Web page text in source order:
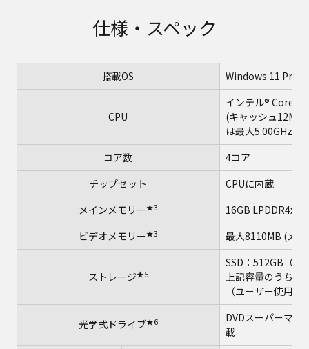
仕様・スペック
搭載OS Windows 11 Pro
CPU
インテル® Core™
(キャッシュ12MB
は最大5.00GHz）
コア数
4コア
チップセット
CPUに内蔵
メインメモリー★3
16GB LPDDR4x
ビデオメモリー★3 最大8110MB (メ
ストレージ★5
SSD：512GB（
上記容量のうち約
（ユーザー使用不
光学式ドライブ★6
DVDスーパーマル
載